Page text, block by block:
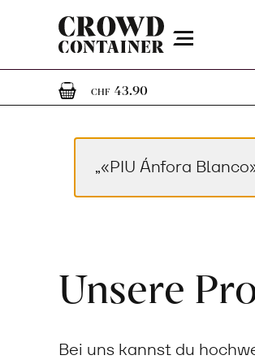
Menu
CHF 43.901 Artikel im
„«PIU Ánfora
Unsere
Bei uns kannst du